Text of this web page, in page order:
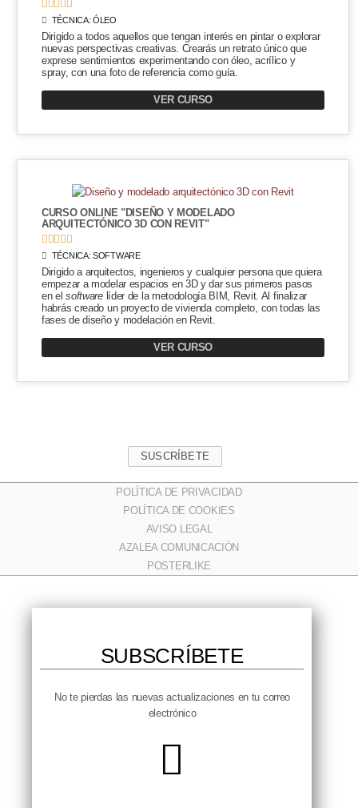

TÉCNICA:ÓLEO
Dirigido a todos aquellos que tengan interés en pintar o explorar
nuevas perspectivas creativas. Crearás un retrato único que
exprese sentimientos experimentando con óleo, acrílico y
spray, con una foto de referencia como guía.
VER CURSO
CURSO ONLINE "DISEÑO Y MODELADO
ARQUITECTÓNICO 3D CON REVIT"
    
TÉCNICA:SOFTWARE
Dirigido a arquitectos, ingenieros y cualquier persona que quiera
empezar a modelar espacios en 3D y dar sus primeros pasos
en elsoftwarelíder de la metodología BIM, Revit. Al finalizar
habrás creado un proyecto de vivienda completo, con todas las
fases de diseño y modelación en Revit.
VER CURSO
SUSCRÍBETE
POLÍTICA DE PRIVACIDAD
POLÍTICA DE COOKIES
AVISO LEGAL
AZALEA COMUNICACIÓN
POSTERLIKE
SUBSCRÍBETE​
No te pierdas las nuevas actualizaciones en tu correo
electrónico​